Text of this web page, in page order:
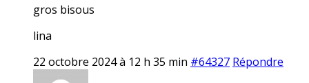
gros bisous
lina
22 octobre 2024 à 12 h 35 min #64327 Répondre